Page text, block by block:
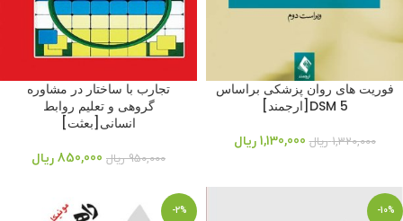
فوریت های روان پزشکی براساس
DSM 5[ارجمند]
1,320,000 ریال 1,130,000 ریال
تجارب با ساختار در مشاوره
گروهی و تعلیم روابط
انسانی[بعثت]
950,000 ریال 850,000 ریال
-10%
-2%